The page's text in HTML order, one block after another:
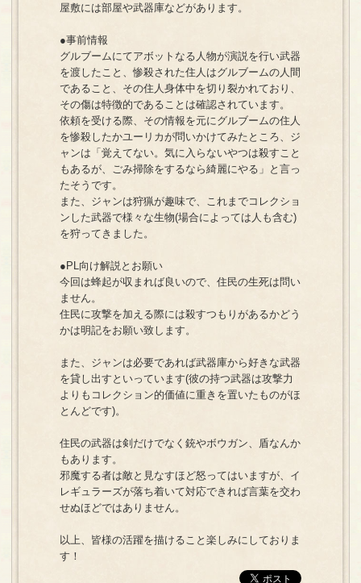
屋敷には部屋や武器庫などがあります。
●事前情報
グルブームにてアボットなる人物が演説を行い武器
を渡したこと、惨殺された住人はグルブームの人間
であること、その住人身体中を切り裂かれており、
その傷は特徴的であることは確認されています。
依頼を受ける際、その情報を元にグルブームの住人
を惨殺したかユーリカが問いかけてみたところ、ジ
ャンは「覚えてない。気に入らないやつは殺すこと
もあるが、ごみ掃除をするなら綺麗にやる」と言っ
たそうです。
また、ジャンは狩猟が趣味で、これまでコレクショ
ンした武器で様々な生物(場合によっては人も含む)
を狩ってきました。
●PL向け解説とお願い
今回は蜂起が収まれば良いので、住民の生死は問い
ません。
住民に攻撃を加える際には殺すつもりがあるかどう
かは明記をお願い致します。
また、ジャンは必要であれば武器庫から好きな武器
を貸し出すといっています(彼の持つ武器は攻撃力
よりもコレクション的価値に重きを置いたものがほ
とんどです)。
住民の武器は剣だけでなく銃やボウガン、盾なんか
もあります。
邪魔する者は敵と見なすほど怒ってはいますが、イ
レギュラーズが落ち着いて対応できれば言葉を交わ
せぬほどではありません。
以上、皆様の活躍を描けること楽しみにしておりま
す！